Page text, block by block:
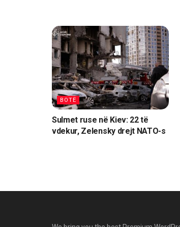
BOTË
Sulmet ruse në Kiev: 22 të
vdekur, Zelensky drejt NATO-s